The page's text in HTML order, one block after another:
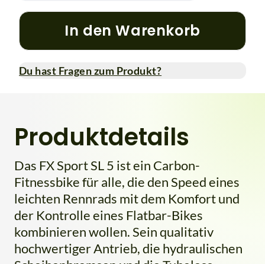
In den Warenkorb
Du hast Fragen zum Produkt?
Produktdetails
Das FX Sport SL 5 ist ein Carbon-
Fitnessbike für alle, die den Speed eines
leichten Rennrads mit dem Komfort und
der Kontrolle eines Flatbar-Bikes
kombinieren wollen. Sein qualitativ
hochwertiger Antrieb, die hydraulischen